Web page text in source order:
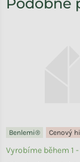
Benlemi® Cenový
Vyrobíme během 1